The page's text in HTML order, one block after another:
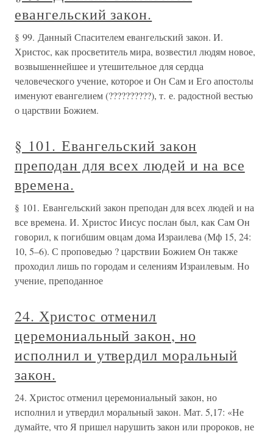
евангельский закон.
§ 99. Данный Спасителем евангельский закон. И.
Христос, как просветитель мира, возвестил людям новое,
возвышеннейшее и утешительное для сердца
человеческого учение, которое и Он Сам и Его апостолы
именуют евангелием (??????????), т. е. радостной вестью
о царствии Божием.
§ 101. Евангельский закон
преподан для всех людей и на все
времена.
§ 101. Евангельский закон преподан для всех людей и на
все времена. И. Христос Иисус послан был, как Сам Он
говорил, к погибшим овцам дома Израилева (Мф 15, 24:
10, 5–6). С проповедью ? царствии Божием Он также
проходил лишь по городам и селениям Израилевым. Но
учение, преподанное
24. Христос отменил
церемониальный закон, но
исполнил и утвердил моральный
закон.
24. Христос отменил церемониальный закон, но
исполнил и утвердил моральный закон. Мат. 5,17: «Не
думайте, что Я пришел нарушить закон или пророков, не